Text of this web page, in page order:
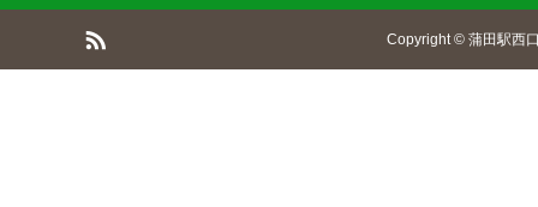
Copyright© 蒲田駅西